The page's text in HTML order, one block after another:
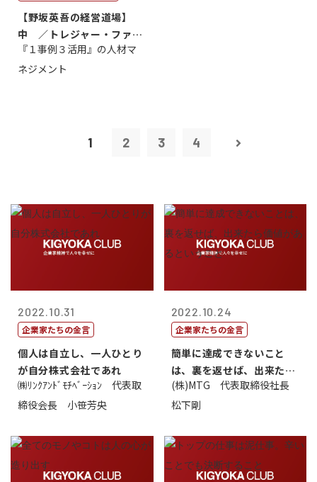
【野坂英吾の経営道場】
中 ／トレジャー・ファク
トリー社長野坂...
『１事例３活用』の人材マ
ネジメント
1 2 3 4
2022.10.31
企業家たちの金言
個人は自立し、一人ひとり
が自分株式会社であれ
㈱ﾘﾝｸｱﾝﾄﾞﾓﾁﾍﾞｰｼｮﾝ 代表取
締役会長 小笹芳央
2022.10.24
企業家たちの金言
簡単に達成できないこと
は、裏を返せば、出来たら
価値があるとい...
(株)MTG 代表取締役社長
松下剛